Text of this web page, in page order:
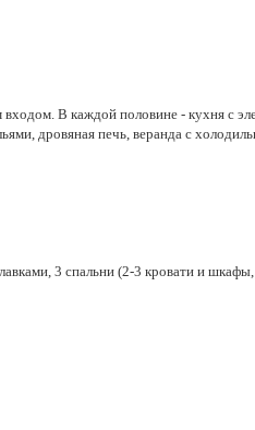
В каждой половине - кухня с
дровяная печь, веранда с
3 спальни (2-3 кровати и